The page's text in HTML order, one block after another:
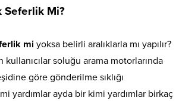
Seferlik Mi?
mi yoksa belirli aralıklarla mı yapılır?
soluğu arama motorlarında
göre gönderilme sıklığı
yardımlar ayda bir kimi yardımlar birkaç